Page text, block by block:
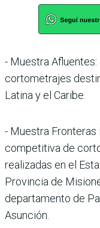
- Muestra
cortometrajes
Latina y el Caribe.
- Muestra Fronteras
competitiva de
realizadas en el
Provincia de
departamento de
Asunción.